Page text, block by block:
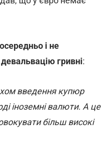
і не
гривні:
введення купюр
іноземні валюти. А це
більш високі